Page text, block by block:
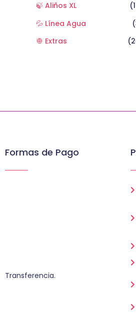
🍃 Aliños XL
💦 Línea Agua
🧅 Extras
Formas de Pago
Transferencia.